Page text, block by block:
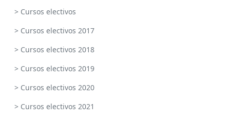
> Cursos electivos
> Cursos electivos 2017
> Cursos electivos 2018
> Cursos electivos 2019
> Cursos electivos 2020
> Cursos electivos 2021